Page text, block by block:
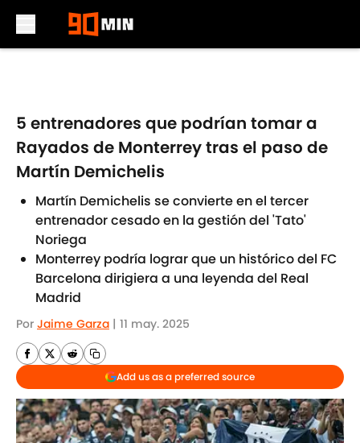
5 entrenadores que podrían tomar a
Rayados de Monterrey tras el paso de
Martín Demichelis
Martín Demichelis se convierte en el tercer
entrenador cesado en la gestión del 'Tato'
Noriega
Monterrey podría lograr que un histórico del FC
Barcelona dirigiera a una leyenda del Real
Madrid
Por Jaime Garza | 11 may. 2025
Add us as a preferred source